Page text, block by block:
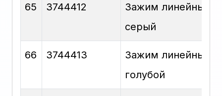
65 3744412
Зажим линейный
серый
66 3744413
Зажим линейный
голубой